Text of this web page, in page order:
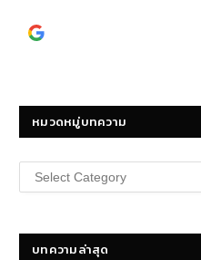
หมวดหมู่บทความ
หมวด
หมู่
บทความล่าสุด